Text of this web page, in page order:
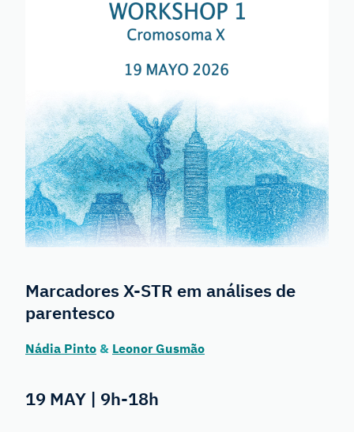
Marcadores X-STR em análises de
parentesco
Nádia Pinto & Leonor Gusmão
19 MAY | 9h-18h